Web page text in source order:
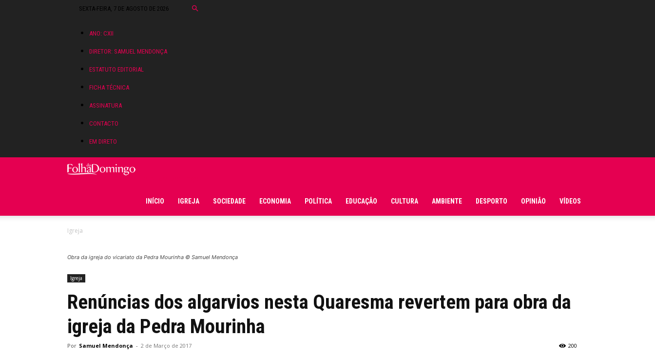
SEXTA-FEIRA, 7 DE AGOSTO DE 2026
ANO: CXII
DIRETOR: SAMUEL MENDONÇA
ESTATUTO EDITORIAL
FICHA TÉCNICA
ASSINATURA
CONTACTO
EM DIRETO
INÍCIO IGREJA SOCIEDADE ECONOMIA POLÍTICA EDUCAÇÃO CULTURA AMBIENTE DESPORTO OPINIÃO VÍDEOS
Igreja
Obra da igreja do vicariato da Pedra Mourinha © Samuel Mendonça
Igreja
Renúncias dos algarvios nesta Quaresma revertem para obra da
igreja da Pedra Mourinha
Por Samuel Mendonça - 2 de Março de 2017 200